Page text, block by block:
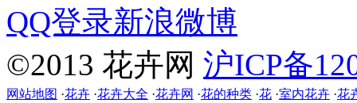
QQ登录新浪微博
©2013 花卉网 沪ICP备
网站地图 ·花卉 ·花卉大全 ·花卉网 ·花的种类 ·花 ·室内花卉 ·花